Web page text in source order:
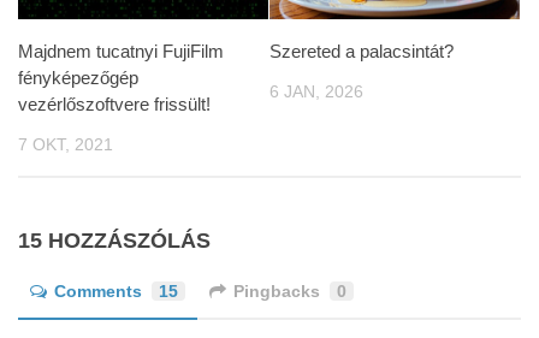
Majdnem tucatnyi FujiFilm
fényképezőgép
vezérlőszoftvere frissült!
7 OKT, 2021
Szereted a palacsintát?
6 JAN, 2026
15 HOZZÁSZÓLÁS
Comments 15 Pingbacks 0